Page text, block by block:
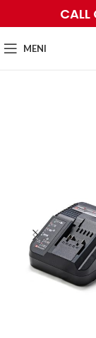
MENI